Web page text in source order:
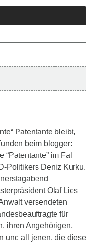
Patentante bleibt,
beim blogger:
im Fall
Politikers Deniz Kurku.
Olaf Lies
versendeten
für
ihren Angehörigen,
und all jenen, die diese